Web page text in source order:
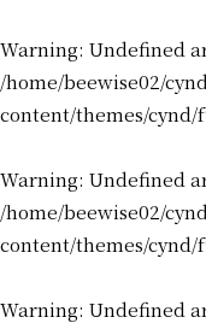
Warning: Undefined
/home/beewise02/
content/themes/
Warning: Undefined
/home/beewise02/
content/themes/
Warning: Undefined